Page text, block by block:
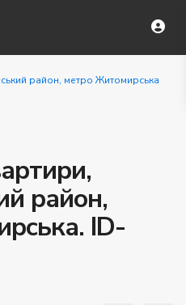
район, метро Житомирська
район,
ID-